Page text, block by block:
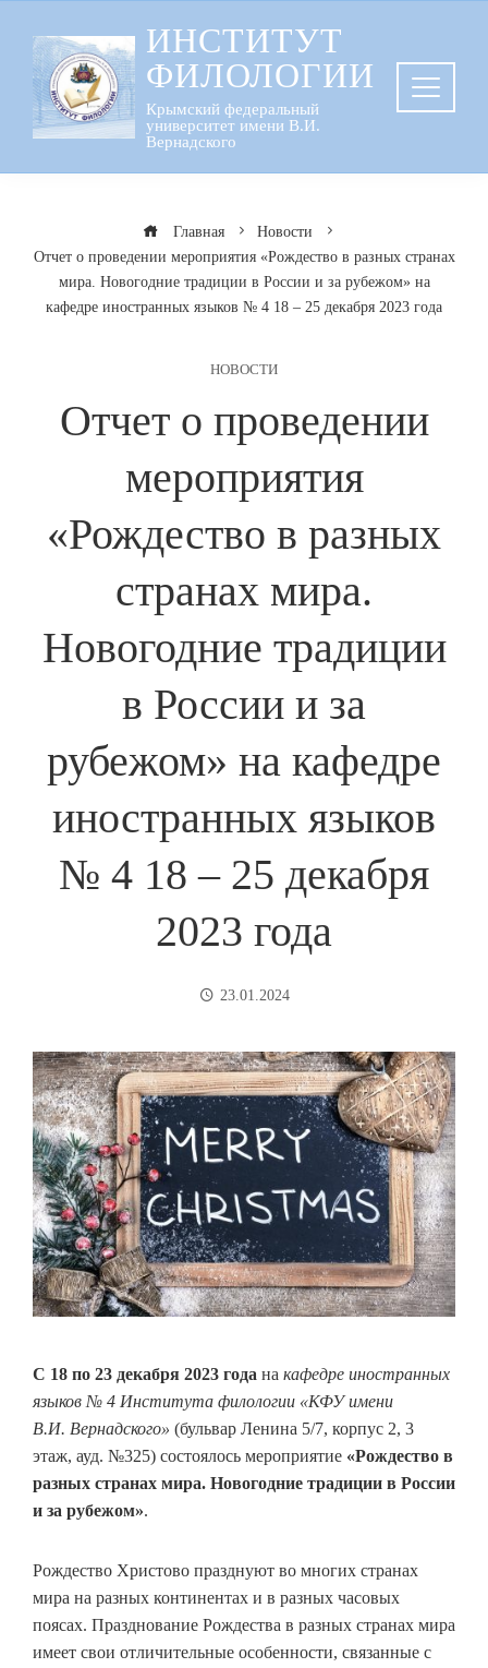
содержанию
ИНСТИТУТ
ФИЛОЛОГИИ
Крымский федеральный
университет имени В.И.
Вернадского
Главная
Новости
Отчет о проведении мероприятия «Рождество в разных странах
мира. Новогодние традиции в России и за рубежом» на
кафедре иностранных языков № 4 18 – 25 декабря 2023 года
НОВОСТИ
Отчет о проведении
мероприятия
«Рождество в разных
странах мира.
Новогодние традиции
в России и за
рубежом» на кафедре
иностранных языков
№ 4 18 – 25 декабря
2023 года
23.01.2024
С 18 по 23 декабря 2023 года на кафедре иностранных
языков № 4 Института филологии «КФУ имени
В.И. Вернадского» (бульвар Ленина 5/7, корпус 2, 3
этаж, ауд. №325) состоялось мероприятие «Рождество в
разных странах мира. Новогодние традиции в России
и за рубежом».
Рождество Христово празднуют во многих странах
мира на разных континентах и в разных часовых
поясах. Празднование Рождества в разных странах мира
имеет свои отличительные особенности, связанные с